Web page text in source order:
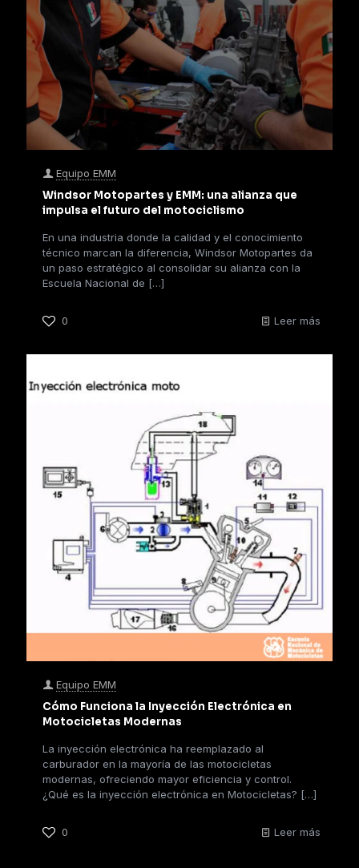
Equipo EMM
Windsor Motopartes y EMM: una alianza que
impulsa el futuro del motociclismo
En una industria donde la calidad y el conocimiento
técnico marcan la diferencia, Windsor Motopartes da
un paso estratégico al consolidar su alianza con la
Escuela Nacional de […]
0 Leer más
Equipo EMM
Cómo Funciona la Inyección Electrónica en
Motocicletas Modernas
La inyección electrónica ha reemplazado al
carburador en la mayoría de las motocicletas
modernas, ofreciendo mayor eficiencia y control.
¿Qué es la inyección electrónica en Motocicletas? […]
0 Leer más